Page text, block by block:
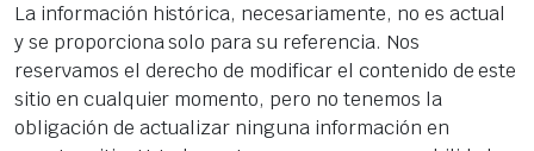
La información histórica, necesariamente, no es actual
y se proporciona solo para su referencia. Nos
reservamos el derecho de modificar el contenido de este
sitio en cualquier momento, pero no tenemos la
obligación de actualizar ninguna información en